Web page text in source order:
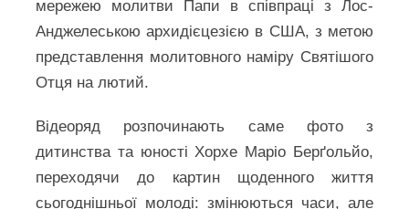
мережею молитви Папи в співпраці з Лос-
Анджелеською архидієцезією в США, з метою
представлення молитовного наміру Святішого
Отця на лютий.
Відеоряд розпочинають саме фото з
дитинства та юності Хорхе Маріо Берґольйо,
переходячи до картин щоденного життя
сьогоднішньої молоді: змінюються часи, але